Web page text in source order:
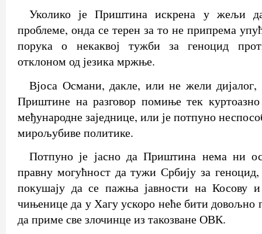
Уколико је Приштина искрена у жељи
проблеме, онда се терен за то не припрема
порука о некаквој тужби за геноцид
отклоном од језика мржње.
Вјоса Османи, дакле, или не жели дијалог,
Приштине на разговор помиње тек
међународне заједнице, или је потпуно
мирољубиве политике.
Потпуно је јасно да Приштина нема ни
правну могућност да тужи Србију за
покушају да се пажња јавности на Косову
чињенице да у Хагу ускоро неће бити довољно
да приме све злочинце из такозване ОВК.